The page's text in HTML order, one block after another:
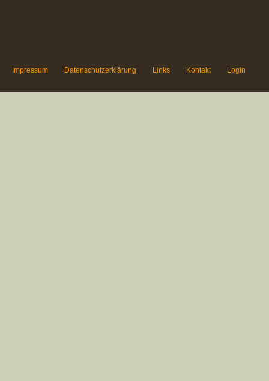
Impressum Datenschutzerklärung Links Kontakt Login